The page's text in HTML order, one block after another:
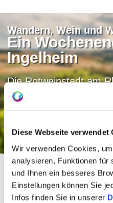
Diese Webseite verwendet
Wir verwenden Cookies,
analysieren, Funktionen für
und Ihnen ein besseres
Einstellungen können Sie
Infos finden Sie in unserer
Wandern, Wein und
Ein
Ingelheim
Die Rotweinstadt am
Reise Wert. Welche
Aufenthalt haben
Zum Rheinhessen-Blog